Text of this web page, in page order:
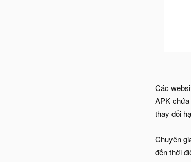
Các
APK
thay đổi
Chuyên
đến thời